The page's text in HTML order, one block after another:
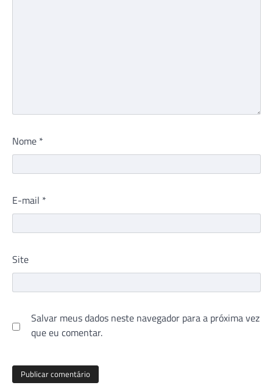
Nome *
E-mail *
Site
Salvar meus dados neste navegador para a próxima vez
que eu comentar.